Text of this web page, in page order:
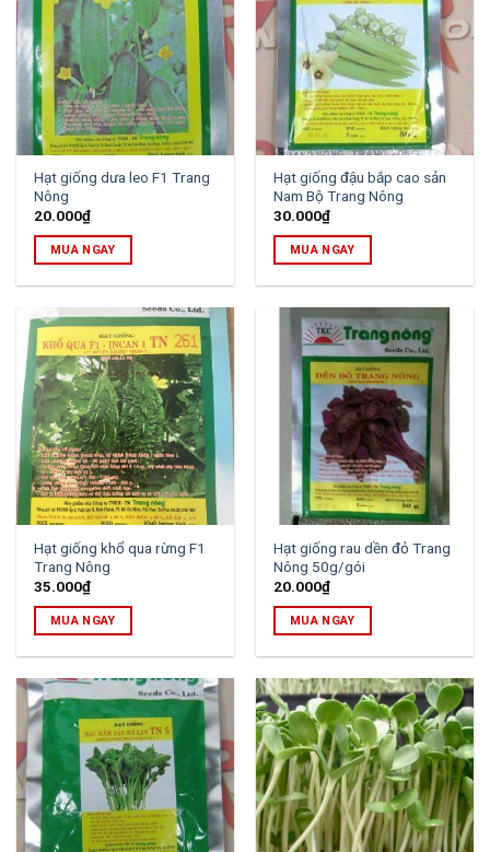
Hạt giống dưa leo F1 Trang
Nông
20.000₫
MUA NGAY
Hạt giống đậu bắp cao sản
Nam Bộ Trang Nông
30.000₫
MUA NGAY
Hạt giống khổ qua rừng F1
Trang Nông
35.000₫
MUA NGAY
Hạt giống rau dền đỏ Trang
Nông 50g/gói
20.000₫
MUA NGAY